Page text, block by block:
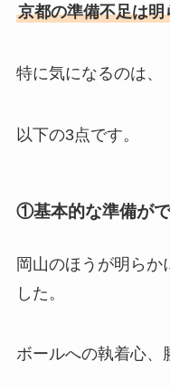
京都の準備不足は明
特に気になるのは、
以下の3点です。
①基本的な準備が
岡山のほうが明らか
した。
ボールへの執着心、